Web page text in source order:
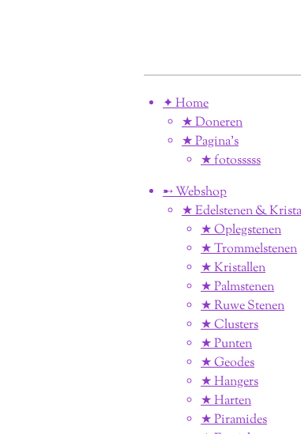
✦ Home
★ Doneren
★ Pagina’s
★ fotosssss
➸ Webshop
★ Edelstenen &
★ Oplegstenen
★ Trommelstenen
★ Kristallen
★ Palmstenen
★ Ruwe Stenen
★ Clusters
★ Punten
★ Geodes
★ Hangers
★ Harten
★ Piramides